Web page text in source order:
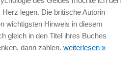
legen. Die britische Autorin
wichtigsten Hinweis in diesem
gleich in den Titel ihres Buches
dann zahlen. weiterlesen »